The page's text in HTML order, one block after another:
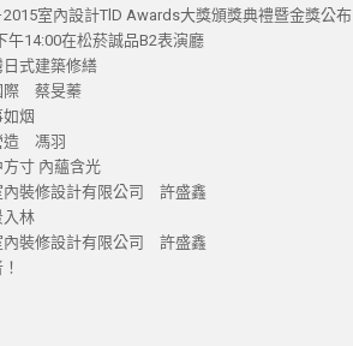
室內設計TlD Awards大獎頒獎典禮暨金獎公布
午14:00在松菸誠品B2表演廳
式建築修繕
際 蔡旻蓁
烟
造 馮羽
寸 內蘊含光
內裝修設計有限公司 許盛鑫
入林
內裝修設計有限公司 許盛鑫